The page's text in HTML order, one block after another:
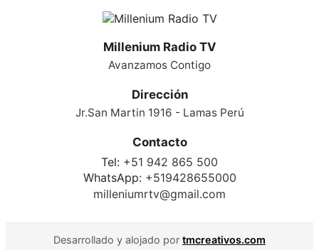
Millenium Radio TV
Avanzamos Contigo
Dirección
Jr.San Martin 1916 - Lamas Perú
Contacto
Tel: +51 942 865 500
WhatsApp: +519428655000
milleniumrtv@gmail.com
Desarrollado y alojado por tmcreativos.com